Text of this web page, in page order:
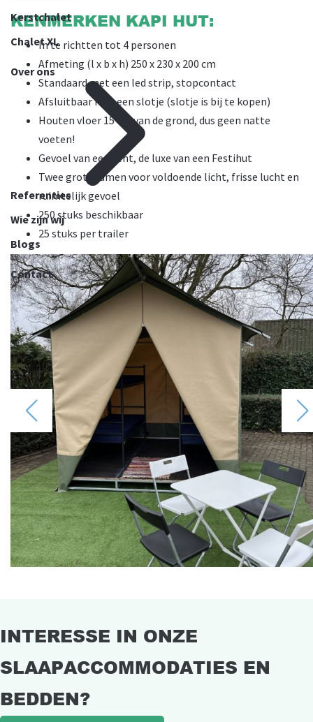
Kerstchalet
Chalet XL
Over ons
Referenties
Wie zijn wij
Blogs
Contact
KENMERKEN KAPI HUT:
In te richtten tot 4 personen
Afmeting (l x b x h) 250 x 230 x 200 cm
Standaard met een led strip, stopcontact
Afsluitbaar met een slotje (slotje is bij te kopen)
Houten vloer 15 cm van de grond, dus geen natte
voeten!
Gevoel van een tent, de luxe van een Festihut
Twee grote ramen voor voldoende licht, frisse lucht en
ruimtelijk gevoel
250 stuks beschikbaar
25 stuks per trailer
INTERESSE IN ONZE
SLAAPACCOMMODATIES EN
BEDDEN?